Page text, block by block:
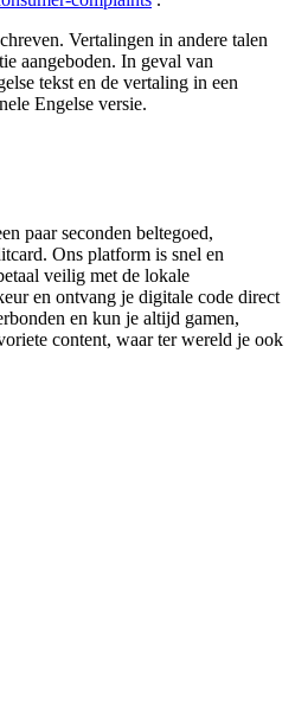
Vertalingen in andere talen
aangeboden. In geval van
tekst en de vertaling in een
Engelse versie.
paar seconden beltegoed,
Ons platform is snel en
veilig met de lokale
en ontvang je digitale code direct
en kun je altijd gamen,
content, waar ter wereld je ook